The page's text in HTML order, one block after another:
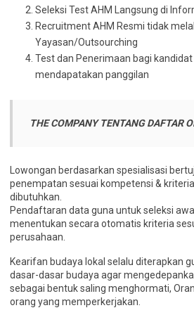
Seleksi Test AHM Langsung di
Recruitment AHM Resmi tidak
Yayasan/Outsourching
Test dan Penerimaan bagi
mendapatakan panggilan
THE COMPANY TENTANG DAFTAR
Lowongan berdasarkan spesialisasi
penempatan sesuai kompetensi &
dibutuhkan.
Pendaftaran data guna untuk seleksi
menentukan secara otomatis kriteria
perusahaan.
Kearifan budaya lokal selalu diterapkan
dasar-dasar budaya agar
sebagai bentuk saling menghormati,
orang yang memperkerjakan.